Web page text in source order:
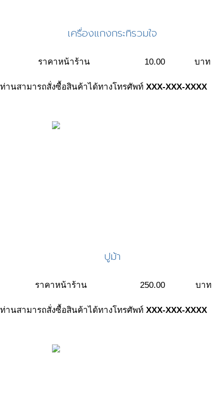
เครื่องแกงกระทิรวมใจ
ราคาหน้าร้าน 10.00 บาท
ท่านสามารถสั่งซื้อสินค้าได้ทางโทรศัพท์ XXX-XXX-XXXX
ปูม้า
ราคาหน้าร้าน 250.00 บาท
ท่านสามารถสั่งซื้อสินค้าได้ทางโทรศัพท์ XXX-XXX-XXXX